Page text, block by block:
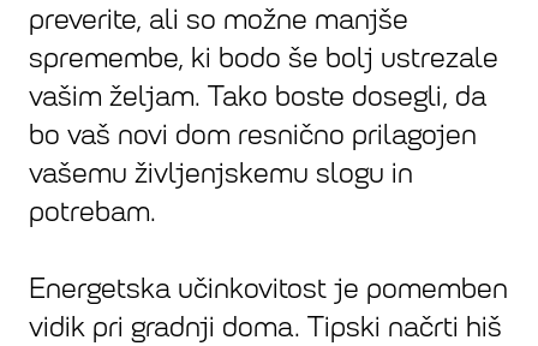
preverite, ali so možne manjše
spremembe, ki bodo še bolj ustrezale
vašim željam. Tako boste dosegli, da
bo vaš novi dom resnično prilagojen
vašemu življenjskemu slogu in
potrebam.
Energetska učinkovitost je pomemben
vidik pri gradnji doma. Tipski načrti hiš